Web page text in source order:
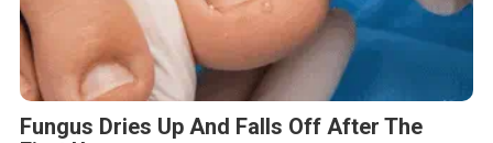
Fungus Dries Up And Falls Off After The